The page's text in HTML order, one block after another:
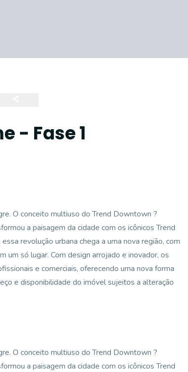
- Fase 1
O conceito multiuso do Trend Downtown ?
a paisagem da cidade com os icônicos Trend
revolução urbana chega a uma nova região, com
um só lugar. Com design arrojado e inovador, os
e comerciais, oferecendo uma nova forma
e disponibilidade do imóvel sujeitos a alteração
O conceito multiuso do Trend Downtown ?
a paisagem da cidade com os icônicos Trend